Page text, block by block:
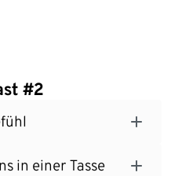
#2
in einer Tasse